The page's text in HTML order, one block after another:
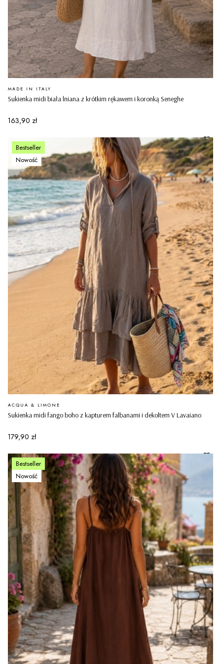
Sukienka midi biała lniana z krótkim rękawem i koronką Seneghe
PRODUCENT
MADE IN ITALY
Cena
163,90 zł
Bestseller
Nowość
Sukienka midi fango boho z kapturem falbanami i dekoltem V Lavaiano
PRODUCENT
ACQUA & LIMONE
Cena
179,90 zł
Bestseller
Nowość